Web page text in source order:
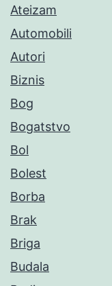
Ateizam
Automobili
Autori
Biznis
Bog
Bogatstvo
Bol
Bolest
Borba
Brak
Briga
Budala